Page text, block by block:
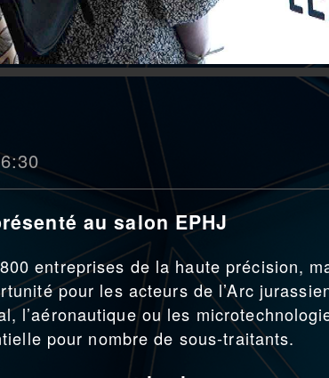
au salon EPHJ
entreprises de la haute précision,
pour les acteurs de l’Arc
l’aéronautique ou les
pour nombre de sous-traitants.